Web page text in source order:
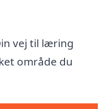
vej til læring
område du